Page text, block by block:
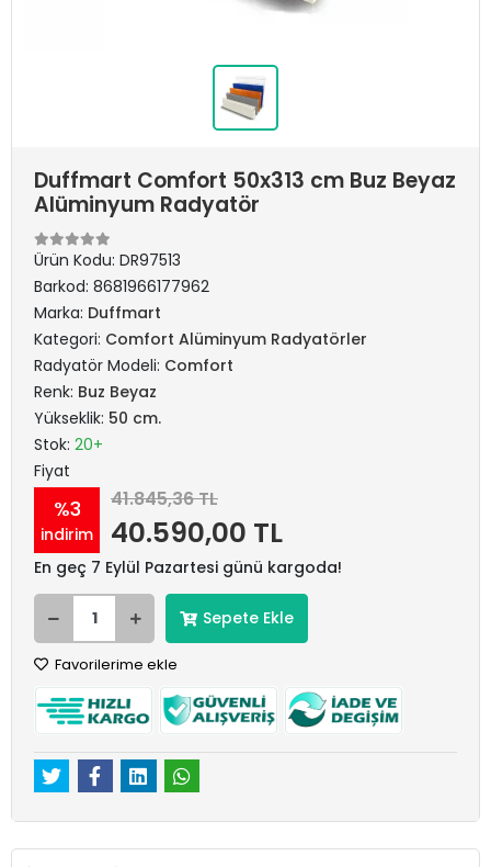
Duffmart Comfort 50x313 cm Buz Beyaz
Alüminyum Radyatör
Ürün Kodu: DR97513
Barkod: 8681966177962
Marka: Duffmart
Kategori: Comfort Alüminyum Radyatörler
Radyatör Modeli: Comfort
Renk: Buz Beyaz
Yükseklik: 50 cm.
Stok: 20+
Fiyat
%3
indirim
41.845,36 TL
40.590,00 TL
En geç 7 Eylül Pazartesi günü kargoda!
Sepete Ekle
Favorilerime ekle